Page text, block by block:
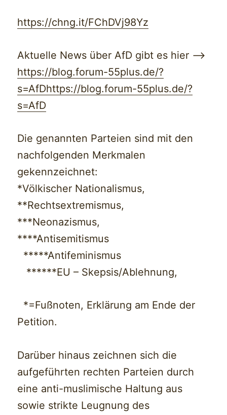
https://chng.it/FChDVj98Yz
Aktuelle News über AfD gibt es hier —>
https://blog.forum-55plus.de/?
s=AfDhttps://blog.forum-55plus.de/?
s=AfD
Die genannten Parteien sind mit den
nachfolgenden Merkmalen
gekennzeichnet:
*Völkischer Nationalismus,
**Rechtsextremismus,
***Neonazismus,
****Antisemitismus
*****Antifeminismus
******EU – Skepsis/Ablehnung,
*=Fußnoten, Erklärung am Ende der
Petition.
Darüber hinaus zeichnen sich die
aufgeführten rechten Parteien durch
eine anti-muslimische Haltung aus
sowie strikte Leugnung des